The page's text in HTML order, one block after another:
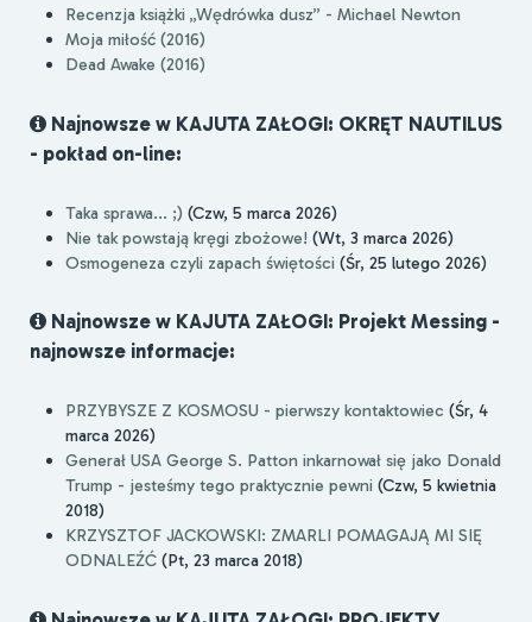
Recenzja książki „Wędrówka dusz” - Michael Newton
Moja miłość (2016)
Dead Awake (2016)
Najnowsze w KAJUTA ZAŁOGI: OKRĘT NAUTILUS
- pokład on-line:
Taka sprawa... ;) (Czw, 5 marca 2026)
Nie tak powstają kręgi zbożowe! (Wt, 3 marca 2026)
Osmogeneza czyli zapach świętości (Śr, 25 lutego 2026)
Najnowsze w KAJUTA ZAŁOGI: Projekt Messing -
najnowsze informacje:
PRZYBYSZE Z KOSMOSU - pierwszy kontaktowiec (Śr, 4
marca 2026)
Generał USA George S. Patton inkarnował się jako Donald
Trump - jesteśmy tego praktycznie pewni (Czw, 5 kwietnia
2018)
KRZYSZTOF JACKOWSKI: ZMARLI POMAGAJĄ MI SIĘ
ODNALEŹĆ (Pt, 23 marca 2018)